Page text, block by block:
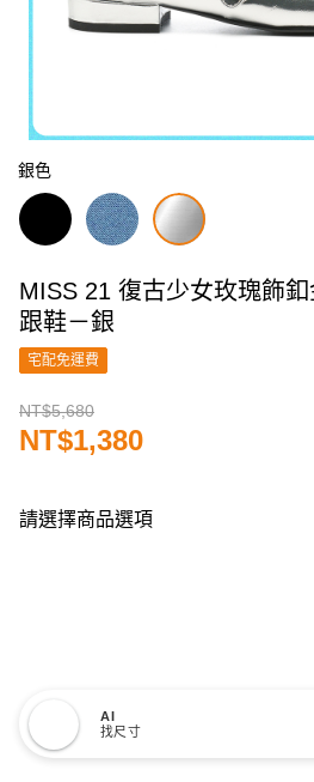
銀色
MISS 21 復古少女玫瑰飾
跟鞋－銀
宅配免運費
NT$5,680
NT$1,380
請選擇商品選項
AI
找尺寸